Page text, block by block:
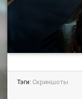
Тэги: Скриншоты